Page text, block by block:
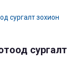
сургалт зохион
сургалт
байгууллаа